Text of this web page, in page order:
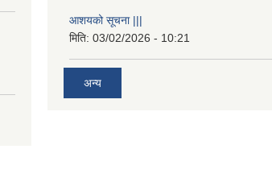
आशयको सूचना |||
मिति: 03/02/2026 - 10:21
अन्य